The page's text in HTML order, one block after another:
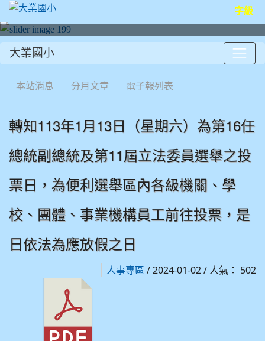
字級
大業國小
本站消息 分月文章 電子報列表
轉知113年1月13日（星期六）為第16任
總統副總統及第11屆立法委員選舉之投
票日，為便利選舉區內各級機關、學
校、團體、事業機構員工前往投票，是
日依法為應放假之日
人事專區/ 2024-01-02 / 人氣： 502